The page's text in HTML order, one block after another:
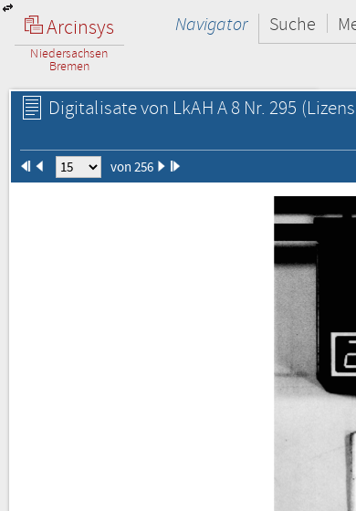
Arcinsys
Niedersachsen
Bremen
Navigator Suche
Digitalisate von LkAH A 8 Nr. 295
von 256